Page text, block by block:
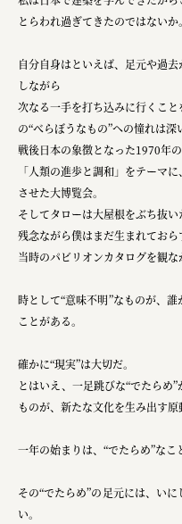
とらわれ過ぎてきたのではないか
自分自身はといえば、足元や過
しながら
次なる一手を打ち込みに行くこ
の“べらぼうなもの”への憧れは深
戦後日本の象徴となった1970年の
「人類の進歩と調和」をテーマ
させた大博覧会。
そしてタローは大屋根をぶち抜い
残念ながら僕はまだ生まれてお
当時のパビリオンカタログを観な
時として“意味不明”なものが、
ことがある。
確かに“現実”は大切だ。
とはいえ、一足跳びな“でたらめ
ものが、新たな文化を生み出す原
一年の始まりは、“でたらめ”な
その“でたらめ”の足元には、い
い。